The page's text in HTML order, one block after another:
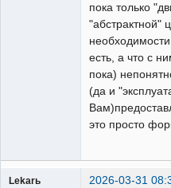
пока только
"абстрактной"
есть, а что с
пока)
(да и
это просто
Lekarь 2026-03-31